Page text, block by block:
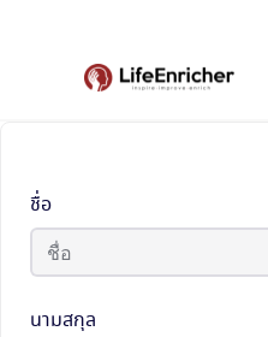
ชื่อ
นามสกุล